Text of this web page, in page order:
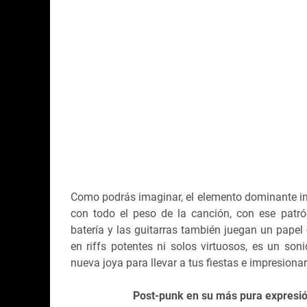
Como podrás imaginar, el elemento dominante
con todo el peso de la canción, con ese
batería y las guitarras también juegan un
en riffs potentes ni solos virtuosos, es un
nueva joya para llevar a tus fiestas e
Post-punk en su más pura